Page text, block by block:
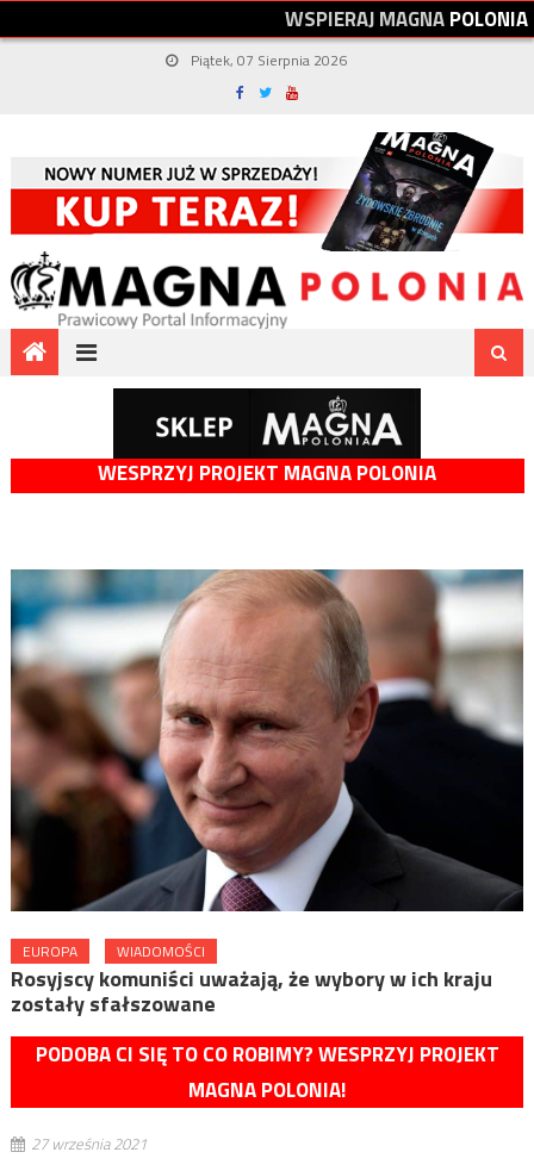
WSPIERAJMAGNAPOLONIA
Piątek, 07 Sierpnia 2026
WESPRZYJ PROJEKT MAGNA POLONIA
EUROPA WIADOMOŚCI
Rosyjscy komuniści uważają, że wybory w ich kraju
zostały sfałszowane
PODOBA CI SIĘ TO CO ROBIMY? WESPRZYJ PROJEKT
MAGNA POLONIA!
27 września 2021